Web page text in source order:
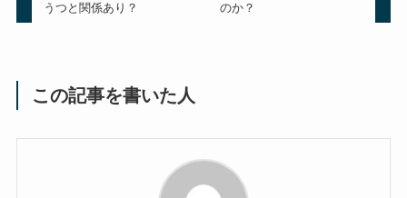
うつと関係あり？
のか？
この記事を書いた人